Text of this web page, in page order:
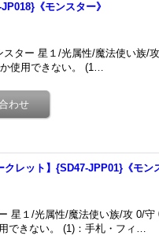
《モンスター》
ター 星１/光属性/魔法使い族/
使用できない。 (1…
クレット】{SD47-JPP01}《モン
星１/光属性/魔法使い族/攻 0/守
できない。 (1)：手札・フィ…